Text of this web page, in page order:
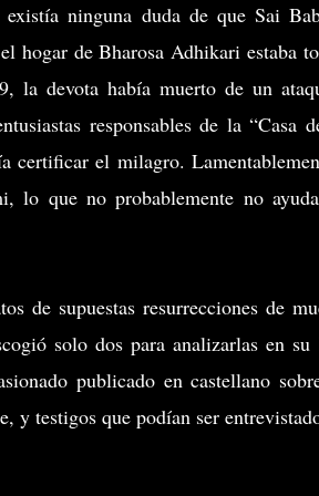
ninguna duda de que Sai
hogar de Bharosa Adhikari estaba
la devota había muerto de un
responsables de la “Casa
certificar el milagro.
lo que no probablemente no
de supuestas resurrecciones de
solo dos para analizarlas en
publicado en castellano
y testigos que podían ser